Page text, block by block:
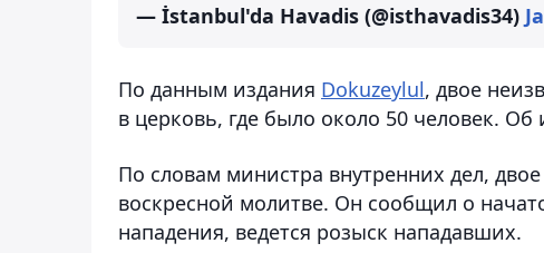
— İstanbul'da Havadis (@isthavadis34)
По данным издания Dokuzeylul, двое
в церковь, где было около 50 человек.
По словам министра внутренних дел,
воскресной молитве. Он сообщил о
нападения, ведется розыск нападавших.